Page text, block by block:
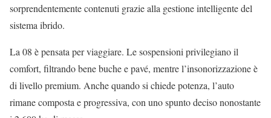
sorprendentemente contenuti grazie alla gestione intelligente del
sistema ibrido.
La 08 è pensata per viaggiare. Le sospensioni privilegiano il
comfort, filtrando bene buche e pavé, mentre l’insonorizzazione è
di livello premium. Anche quando si chiede potenza, l’auto
rimane composta e progressiva, con uno spunto deciso nonostante